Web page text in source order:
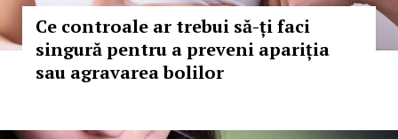
Ce controale ar trebui să-ți faci
singură pentru a preveni apariția
sau agravarea bolilor